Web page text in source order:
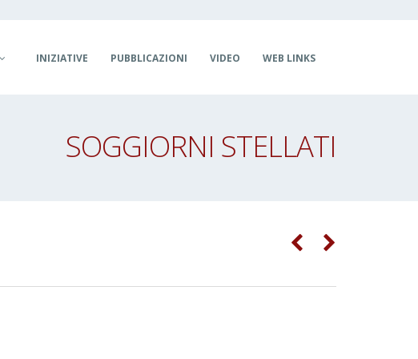
INIZIATIVE PUBBLICAZIONI VIDEO WEB LINKS
SOGGIORNI STELLATI